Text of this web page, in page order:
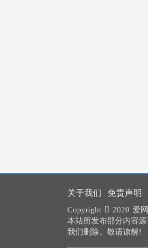
关于我们 免责声明
Copyright
2020 爱
本站所发布部分内容
我们删除。敬请谅解!